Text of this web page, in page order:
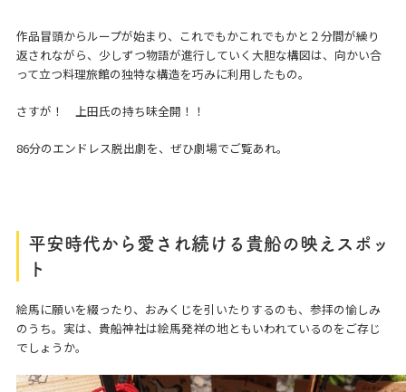
作品冒頭からループが始まり、これでもかこれでもかと２分間が繰り
返されながら、少しずつ物語が進行していく大胆な構図は、向かい合
って立つ料理旅館の独特な構造を巧みに利用したもの。
さすが！ 上田氏の持ち味全開！！
86分のエンドレス脱出劇を、ぜひ劇場でご覧あれ。
平安時代から愛され続ける貴船の映えスポッ
ト
絵馬に願いを綴ったり、おみくじを引いたりするのも、参拝の愉しみ
のうち。実は、貴船神社は絵馬発祥の地ともいわれているのをご存じ
でしょうか。